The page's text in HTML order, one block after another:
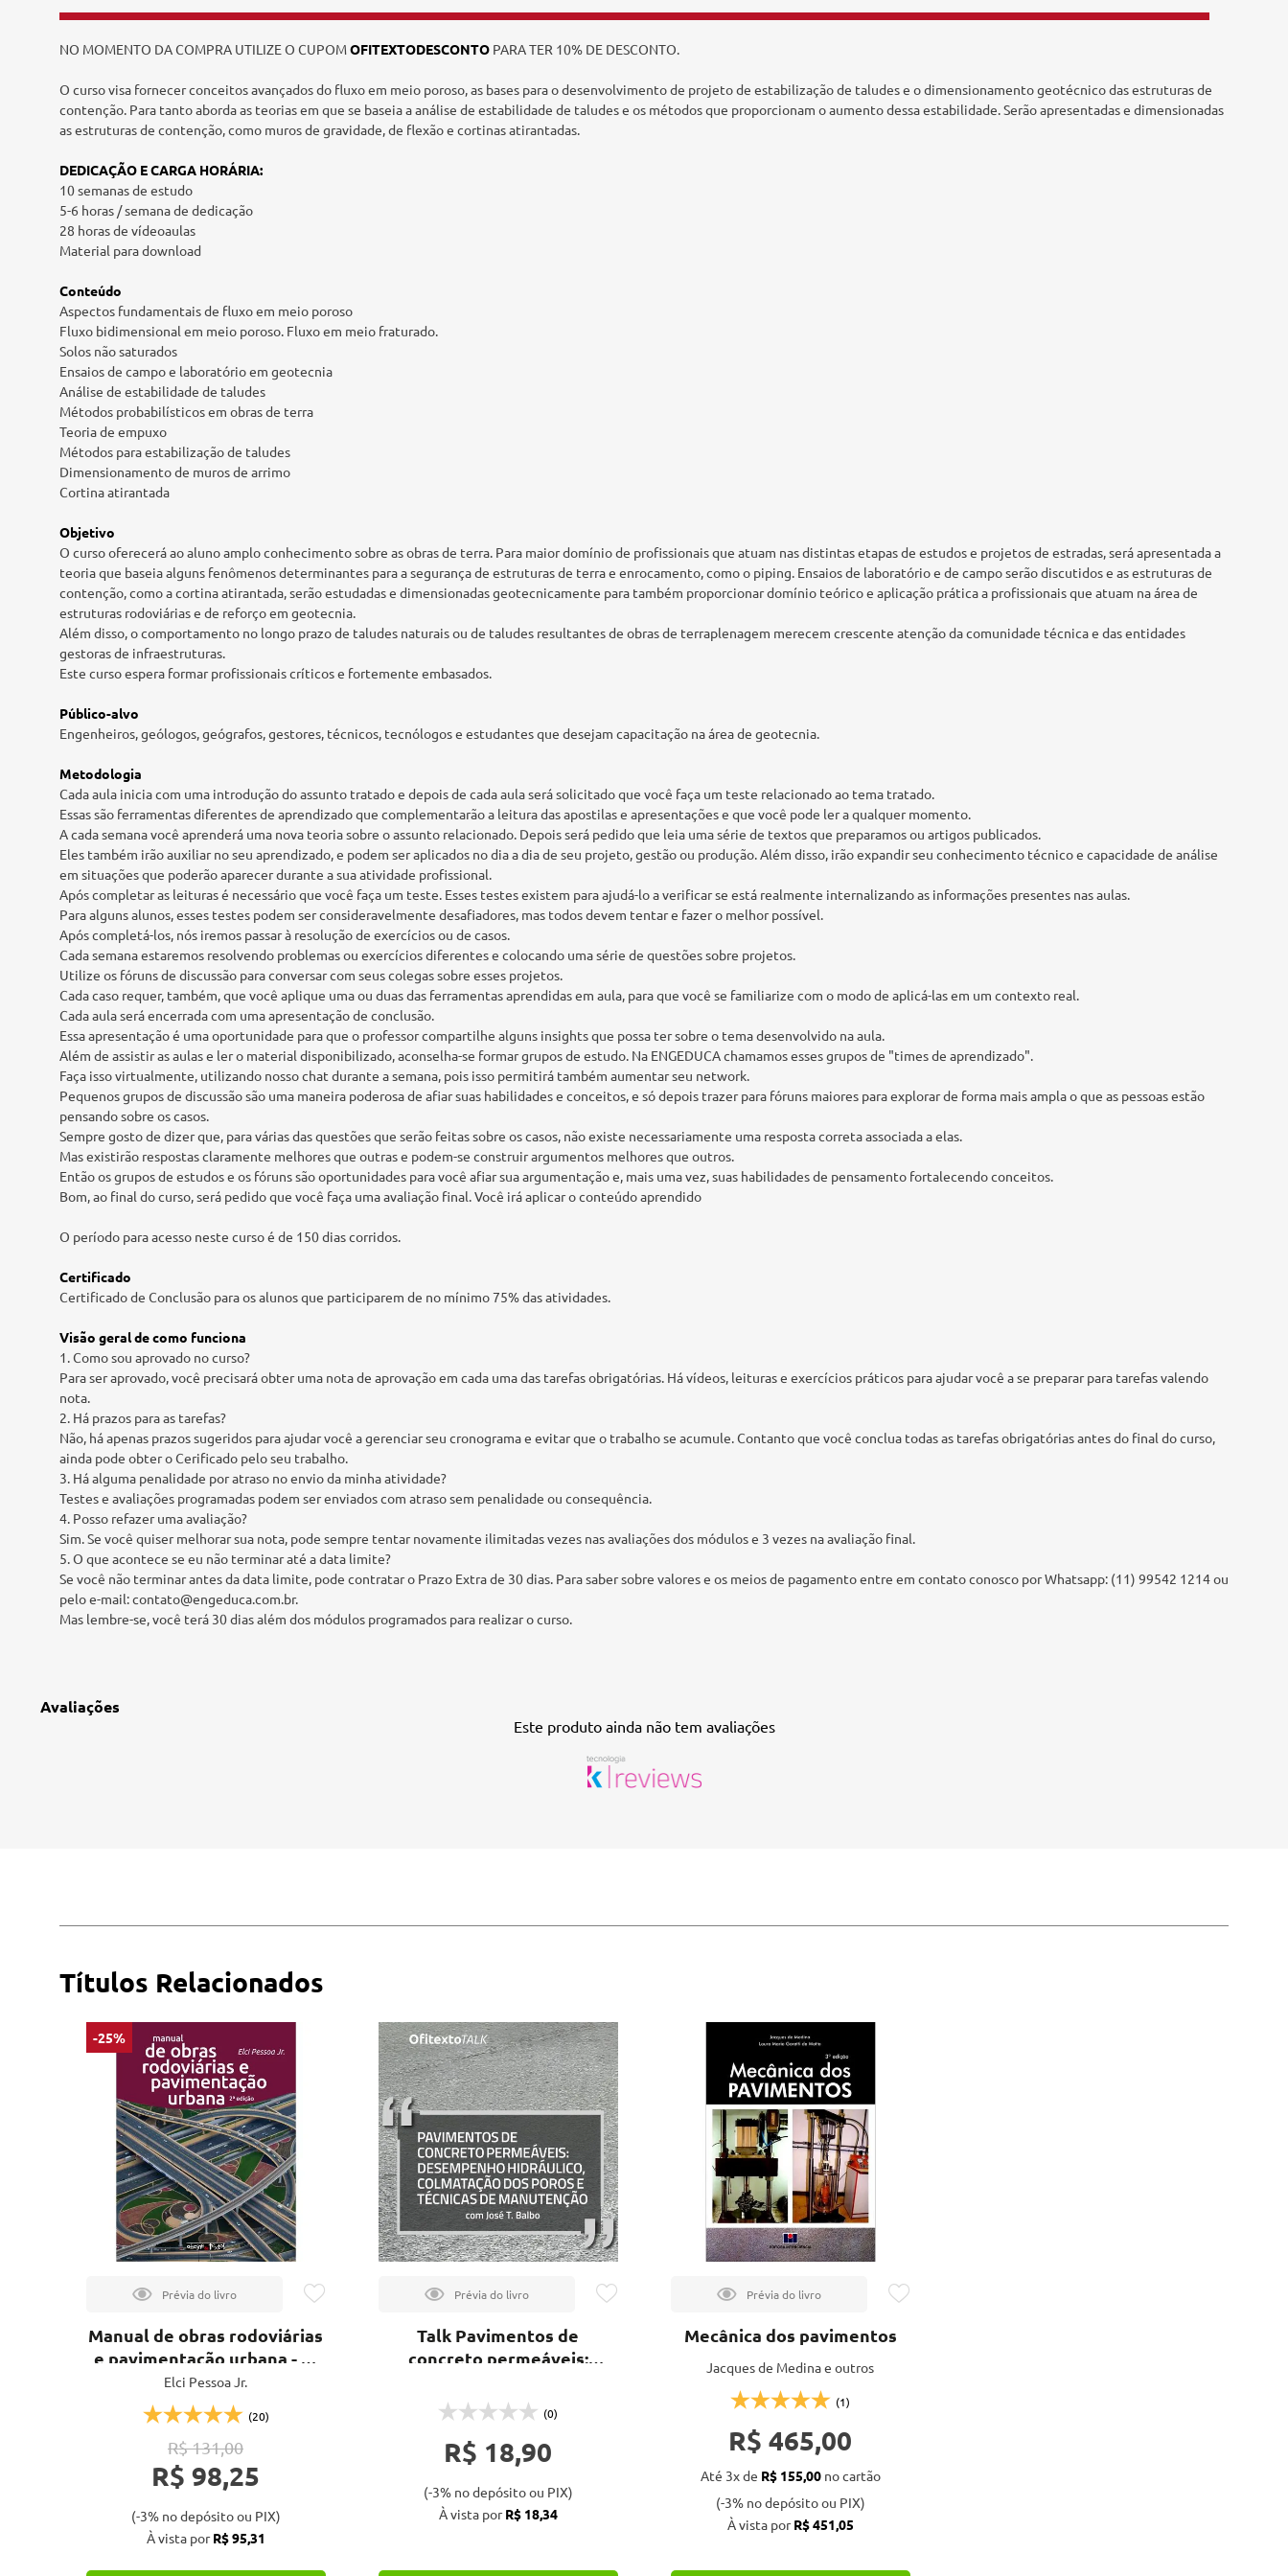
Tecnologia e Inovação
NO MOMENTO DA COMPRA UTILIZE O CUPOMOFITEXTODESCONTO PARA TER 10% DE DESCONTO.
O curso visa fornecer conceitos avançados do fluxo em meio poroso, as bases para o desenvolvimento de projeto de estabilização de taludes e o dimensionamento geotécnico das estruturas de
contenção. Para tanto aborda as teorias em que se baseia a análise de estabilidade de taludes e os métodos que proporcionam o aumento dessa estabilidade. Serão apresentadas e dimensionadas
as estruturas de contenção, como muros de gravidade, de flexão e cortinas atirantadas.
DEDICAÇÃO E CARGA HORÁRIA:
10 semanas de estudo
5-6 horas / semana de dedicação
28 horas de vídeoaulas
Material para download
Conteúdo
Aspectos fundamentais de fluxo em meio poroso
Fluxo bidimensional em meio poroso. Fluxo em meio fraturado.
Solos não saturados
Ensaios de campo e laboratório em geotecnia
Análise de estabilidade de taludes
Métodos probabilísticos em obras de terra
Teoria de empuxo
Métodos para estabilização de taludes
Dimensionamento de muros de arrimo
Cortina atirantada
Objetivo
O curso oferecerá ao aluno amplo conhecimento sobre as obras de terra. Para maior domínio de profissionais que atuam nas distintas etapas de estudos e projetos de estradas, será apresentada a
teoria que baseia alguns fenômenos determinantes para a segurança de estruturas de terra e enrocamento, como o piping. Ensaios de laboratório e de campo serão discutidos e as estruturas de
contenção, como a cortina atirantada, serão estudadas e dimensionadas geotecnicamente para também proporcionar domínio teórico e aplicação prática a profissionais que atuam na área de
estruturas rodoviárias e de reforço em geotecnia.
Além disso, o comportamento no longo prazo de taludes naturais ou de taludes resultantes de obras de terraplenagem merecem crescente atenção da comunidade técnica e das entidades
gestoras de infraestruturas.
Este curso espera formar profissionais críticos e fortemente embasados.
Público-alvo
Engenheiros, geólogos, geógrafos, gestores, técnicos, tecnólogos e estudantes que desejam capacitação na área de geotecnia.
Metodologia
Cada aula inicia com uma introdução do assunto tratado e depois de cada aula será solicitado que você faça um teste relacionado ao tema tratado.
Essas são ferramentas diferentes de aprendizado que complementarão a leitura das apostilas e apresentações e que você pode ler a qualquer momento.
A cada semana você aprenderá uma nova teoria sobre o assunto relacionado. Depois será pedido que leia uma série de textos que preparamos ou artigos publicados.
Eles também irão auxiliar no seu aprendizado, e podem ser aplicados no dia a dia de seu projeto, gestão ou produção. Além disso, irão expandir seu conhecimento técnico e capacidade de análise
em situações que poderão aparecer durante a sua atividade profissional.
Após completar as leituras é necessário que você faça um teste. Esses testes existem para ajudá-lo a verificar se está realmente internalizando as informações presentes nas aulas.
Para alguns alunos, esses testes podem ser consideravelmente desafiadores, mas todos devem tentar e fazer o melhor possível.
Após completá-los, nós iremos passar à resolução de exercícios ou de casos.
Cada semana estaremos resolvendo problemas ou exercícios diferentes e colocando uma série de questões sobre projetos.
Utilize os fóruns de discussão para conversar com seus colegas sobre esses projetos.
Cada caso requer, também, que você aplique uma ou duas das ferramentas aprendidas em aula, para que você se familiarize com o modo de aplicá-las em um contexto real.
Cada aula será encerrada com uma apresentação de conclusão.
Essa apresentação é uma oportunidade para que o professor compartilhe alguns insights que possa ter sobre o tema desenvolvido na aula.
Além de assistir as aulas e ler o material disponibilizado, aconselha-se formar grupos de estudo. Na ENGEDUCA chamamos esses grupos de "times de aprendizado".
Faça isso virtualmente, utilizando nosso chat durante a semana, pois isso permitirá também aumentar seu network.
Pequenos grupos de discussão são uma maneira poderosa de afiar suas habilidades e conceitos, e só depois trazer para fóruns maiores para explorar de forma mais ampla o que as pessoas estão
pensando sobre os casos.
Sempre gosto de dizer que, para várias das questões que serão feitas sobre os casos, não existe necessariamente uma resposta correta associada a elas.
Mas existirão respostas claramente melhores que outras e podem-se construir argumentos melhores que outros.
Então os grupos de estudos e os fóruns são oportunidades para você afiar sua argumentação e, mais uma vez, suas habilidades de pensamento fortalecendo conceitos.
Bom, ao final do curso, será pedido que você faça uma avaliação final. Você irá aplicar o conteúdo aprendido
O período para acesso neste curso é de 150 dias corridos.
Certificado
Certificado de Conclusão para os alunos que participarem de no mínimo 75% das atividades.
Visão geral de como funciona
1. Como sou aprovado no curso?
Para ser aprovado, você precisará obter uma nota de aprovação em cada uma das tarefas obrigatórias. Há vídeos, leituras e exercícios práticos para ajudar você a se preparar para tarefas valendo
nota.
2. Há prazos para as tarefas?
Não, há apenas prazos sugeridos para ajudar você a gerenciar seu cronograma e evitar que o trabalho se acumule. Contanto que você conclua todas as tarefas obrigatórias antes do final do curso,
ainda pode obter o Cerificado pelo seu trabalho.
3. Há alguma penalidade por atraso no envio da minha atividade?
Testes e avaliações programadas podem ser enviados com atraso sem penalidade ou consequência.
4. Posso refazer uma avaliação?
Sim. Se você quiser melhorar sua nota, pode sempre tentar novamente ilimitadas vezes nas avaliações dos módulos e 3 vezes na avaliação final.
5. O que acontece se eu não terminar até a data limite?
Se você não terminar antes da data limite, pode contratar o Prazo Extra de 30 dias. Para saber sobre valores e os meios de pagamento entre em contato conosco por Whatsapp: (11) 99542 1214 ou
pelo e-mail: contato@engeduca.com.br.
Mas lembre-se, você terá 30 dias além dos módulos programados para realizar o curso.
Avaliações
Este produto ainda não tem avaliações
Títulos Relacionados
-25%
Manual de obras rodoviárias
e pavimentação urbana - 2ª
ed.
Elci Pessoa Jr.
(20)
R$ 131,00
R$ 98,25
(-3% no depósito ou PIX)
À vista porR$ 95,31
Talk Pavimentos de
concreto permeáveis:
colmatação dos poros e
técnicas de manutenção
(0)
R$ 18,90
(-3% no depósito ou PIX)
À vista porR$ 18,34
Mecânica dos pavimentos
Jacques de Medina e outros
(1)
R$ 465,00
Até 3x de R$ 155,00no cartão
(-3% no depósito ou PIX)
À vista porR$ 451,05